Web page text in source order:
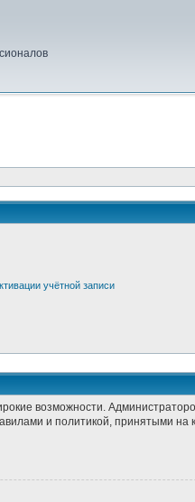
учётной записи
возможности.
и политикой, принятыми